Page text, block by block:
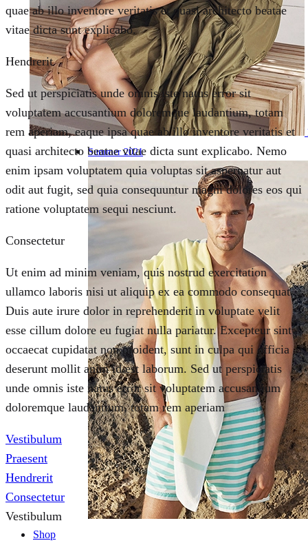
Summer 2021
Shop
quae ab illo inventore veritatis et quasi architecto beatae
vitae dicta sunt explicabo.
Hendrerit
Sed ut perspiciatis unde omnis iste natus error sit
voluptatem accusantium doloremque laudantium, totam
rem aperiam, eaque ipsa quae ab illo inventore veritatis et
quasi architecto beatae vitae dicta sunt explicabo. Nemo
enim ipsam voluptatem quia voluptas sit aspernatur aut
odit aut fugit, sed quia consequuntur magni dolores eos qui
ratione voluptatem sequi nesciunt.
Consectetur
Ut enim ad minim veniam, quis nostrud exercitation
ullamco laboris nisi ut aliquip ex ea commodo consequat.
Duis aute irure dolor in reprehenderit in voluptate velit
esse cillum dolore eu fugiat nulla pariatur. Excepteur sint
occaecat cupidatat non proident, sunt in culpa qui officia
deserunt mollit anim id est laborum. Sed ut perspiciatis
unde omnis iste natus error sit voluptatem accusantium
doloremque laudantium, totam rem aperiam
Vestibulum
Praesent
Hendrerit
Consectetur
Vestibulum